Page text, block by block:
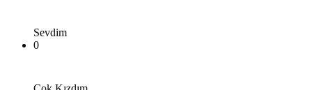
Sevdim
0